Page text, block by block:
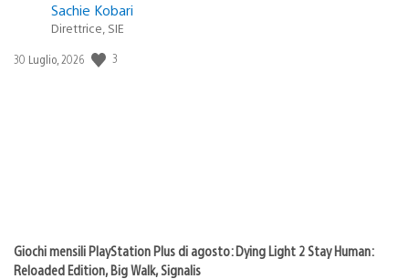
Sachie Kobari
Direttrice, SIE
Data
30 Luglio, 2026 3
Giochi mensili PlayStation Plus di agosto: Dying Light 2 Stay Human:
Reloaded Edition, Big Walk, Signalis